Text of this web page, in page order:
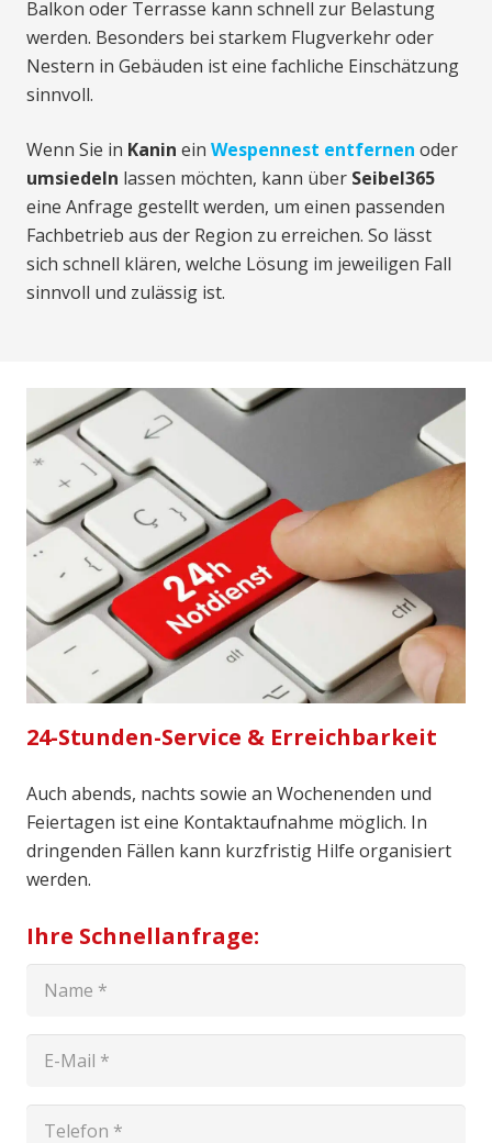
Balkon oder Terrasse kann schnell zur Belastung
werden. Besonders bei starkem Flugverkehr oder
Nestern in Gebäuden ist eine fachliche Einschätzung
sinnvoll.
Wenn Sie in Kanin ein Wespennest entfernen oder
umsiedeln lassen möchten, kann über Seibel365
eine Anfrage gestellt werden, um einen passenden
Fachbetrieb aus der Region zu erreichen. So lässt
sich schnell klären, welche Lösung im jeweiligen Fall
sinnvoll und zulässig ist.
24-Stunden-Service & Erreichbarkeit
Auch abends, nachts sowie an Wochenenden und
Feiertagen ist eine Kontaktaufnahme möglich. In
dringenden Fällen kann kurzfristig Hilfe organisiert
werden.
Ihre Schnellanfrage: